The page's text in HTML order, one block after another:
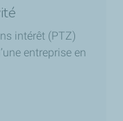
intérêt (PTZ)
entreprise en